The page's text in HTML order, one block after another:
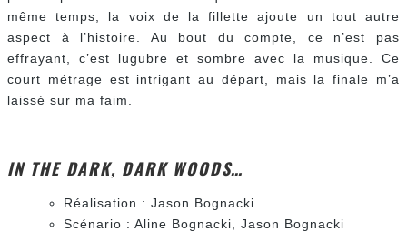
même temps, la voix de la fillette ajoute un tout autre
aspect à l’histoire. Au bout du compte, ce n’est pas
effrayant, c’est lugubre et sombre avec la musique. Ce
court métrage est intrigant au départ, mais la finale m’a
laissé sur ma faim.
IN THE DARK, DARK WOODS…
Réalisation : Jason Bognacki
Scénario : Aline Bognacki, Jason Bognacki